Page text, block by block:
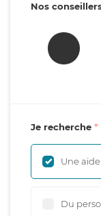
Nos
Je recherche
Une
Du